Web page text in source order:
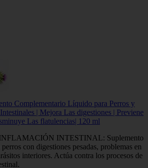
Complementario Líquido para Perros y
| Mejora Las digestiones | Previene
Las flatulencias| 120 ml
INTESTINAL: Suplemento
con digestiones pesadas, problemas en
interiores. Actúa contra los procesos de